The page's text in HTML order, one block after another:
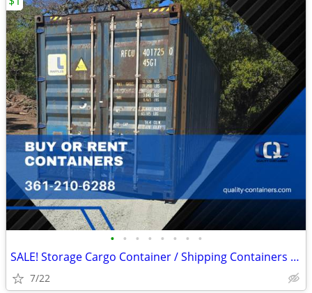
• • • • • • • •
SALE! Storage Cargo Container / Shipping Containers / Conex Box
7/22